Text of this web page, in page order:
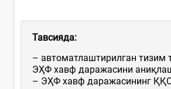
Тавсияда:
– автоматлаштирилган тизим
ЭҲФ хавф даражасини
– ЭҲФ хавф даражасининг